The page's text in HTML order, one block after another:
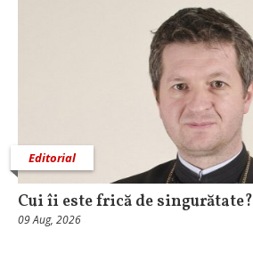
Editorial
Cui îi este frică de singurătate?
09 Aug, 2026